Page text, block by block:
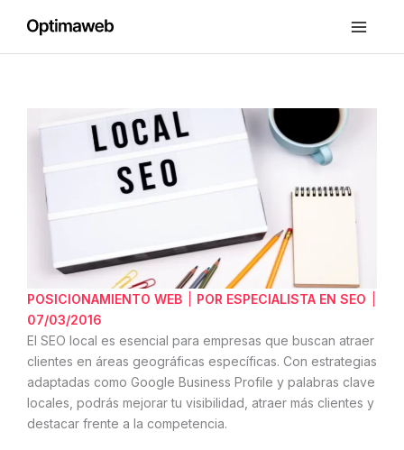
contenido
Local:
es
qué
POSICIONAMIENTO WEB POR ESPECIALISTA EN SEO
07/03/2016
El SEO local es esencial para empresas que buscan atraer
clientes en áreas geográficas específicas. Con estrategias
adaptadas como Google Business Profile y palabras clave
locales, podrás mejorar tu visibilidad, atraer más clientes y
destacar frente a la competencia.